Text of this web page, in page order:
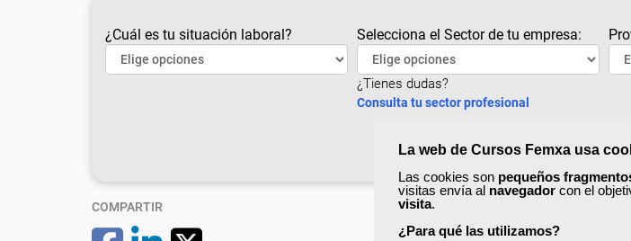
La web de Cursos Femxa usa
Las cookies son pequeños
visitas envía al navegador con el
visita.
¿Para qué las utilizamos?
¿Cuál es tu situación laboral? Selecciona el Sector de tu empresa:
¿Tienes dudas?
Consulta tu sector profesional
COMPARTIR